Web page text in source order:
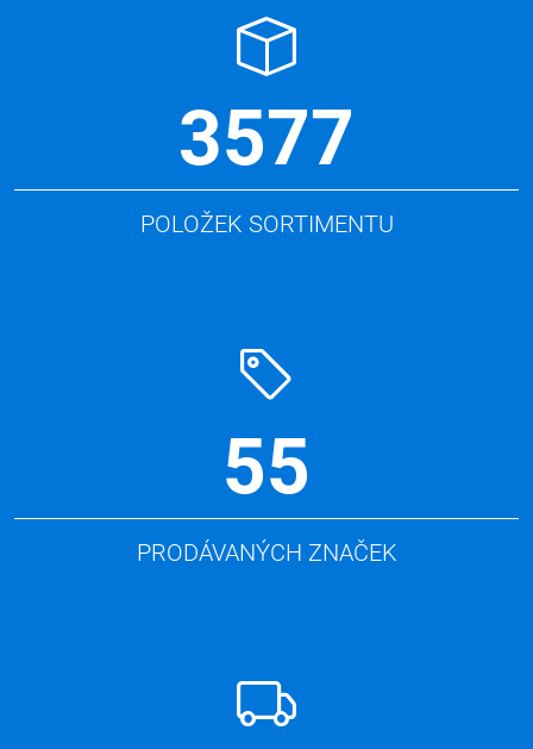
3577
POLOŽEK SORTIMENTU
55
PRODÁVANÝCH ZNAČEK